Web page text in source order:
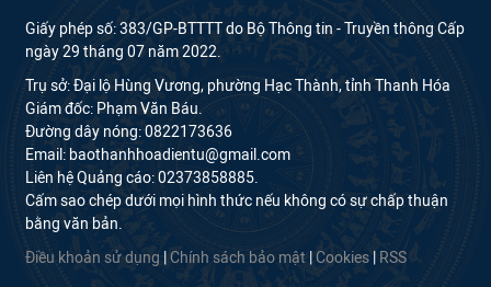
Giấy phép số: 383/GP-BTTTT do Bộ Thông tin - Truyền thông Cấp
ngày 29 tháng 07 năm 2022.
Trụ sở: Đại lộ Hùng Vương, phường Hạc Thành, tỉnh Thanh Hóa
Giám đốc: Phạm Văn Báu.
Đường dây nóng: 0822173636
Email: baothanhhoadientu@gmail.com
Liên hệ Quảng cáo: 02373858885.
Cấm sao chép dưới mọi hình thức nếu không có sự chấp thuận
bằng văn bản.
Điều khoản sử dụng Chính sách bảo mật Cookies RSS